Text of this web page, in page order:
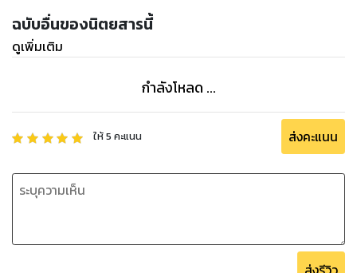
ฉบับอื่นของนิตยสารนี้
ดูเพิ่มเติม
กำลังโหลด ...
ให้5 คะแนน ส่งคะแนน